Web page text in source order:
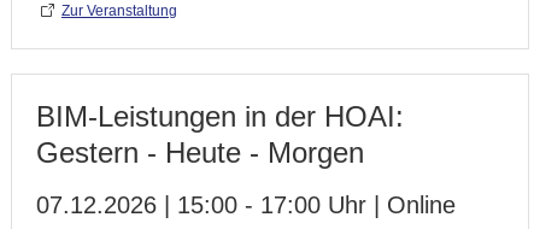
Zur Veranstaltung
BIM-Leistungen in der HOAI:
Gestern - Heute - Morgen
07.12.2026 | 15:00 - 17:00 Uhr | Online